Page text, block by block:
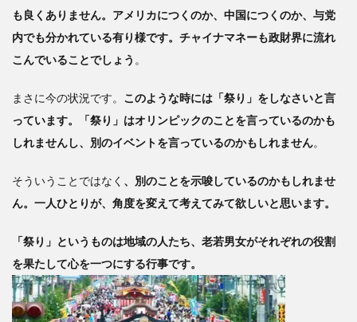
も良くありません。アメリカにつくのか、中国につくのか、与党
内でも分かれている有り様です。チャイナマネーも政財界に流れ
こんでいることでしょう 。
まさに今の状況です。 このような時には「祭り」をしなさいと言
っています。「祭り」はオリンピックのことを言っているのかも
しれませんし、別のイベントを言っているのかもしれません。
そういうことではなく 、別のことを示唆しているのかもしれませ
ん。一人ひとりが、角度を変えて考えてみて欲しいと思います。
「祭り」というものは地域の人たち、老若男女がそれぞれの役割
を果たして心を一つにする行事です。